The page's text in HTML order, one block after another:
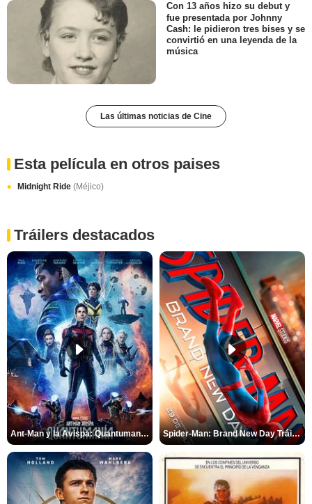
Con 13 años hizo su debut y
fue presentada por Johnny
Cash: le pidieron tres bises y se
convirtió en una leyenda de la
música
Las últimas noticias de Cine
Esta película en otros paises
Midnight Ride (Méjico)
Tráilers destacados
Ant-Man y la Avispa: Quantumanía Tráiler (2) Spider-Man: Brand New Day Tráiler (3)